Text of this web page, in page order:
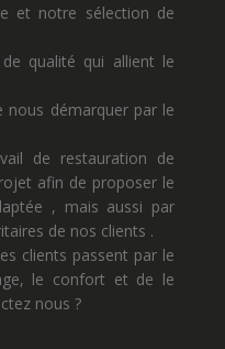
et notre sélection de
qualité qui allient le
nous démarquer par le
de restauration de
afin de proposer le
, mais aussi par
de nos clients .
clients passent par le
le confort et de le
nous ?